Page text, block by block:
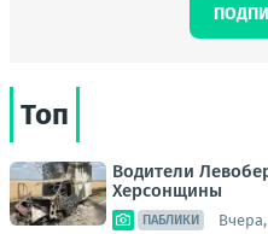
Топ
Водители
Херсонщины
ПАБЛИКИ